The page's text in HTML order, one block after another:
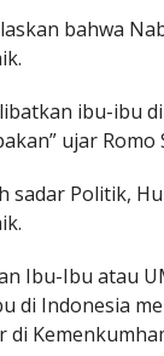
bahwa
ibu-ibu
ujar Romo
Politik,
Ibu-Ibu atau
di Indonesia
di